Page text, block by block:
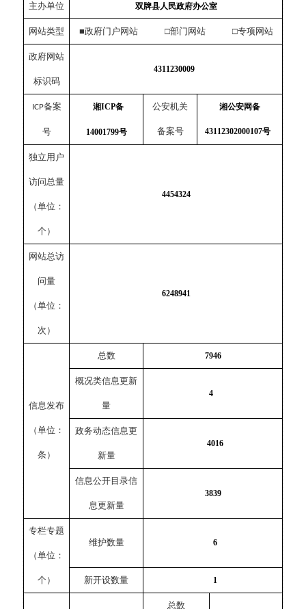
主办单位 双牌县人民政府办公室
网站类型 ■政府门户网站 □部门网站 □专项网站
政府网站
标识码
4311230009
ICP备案
号
湘ICP备
14001799号
公安机关
备案号
湘公安网备
43112302000107号
独立用户
访问总量
（单位：
个）
4454324
网站总访
问量
（单位：
次）
6248941
信息发布
（单位：
条）
总数 7946
概况类信息更新
量
4
政务动态信息更
新量
4016
信息公开目录信
息更新量
3839
专栏专题
（单位：
个）
维护数量 6
新开设数量 1
总数